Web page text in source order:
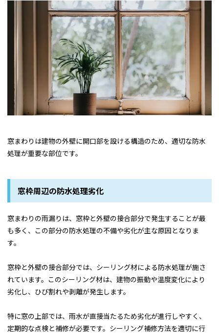
窓まわりは建物の外壁に開口部を設ける構造のため、適切な防水
処理が重要な部位です。
窓枠周辺の防水処理劣化
窓まわりの雨漏りは、窓枠と外壁の接合部分で発生することが最
も多く、この部分の防水処理の不備や劣化が主な原因となりま
す。
窓枠と外壁の接合部分では、シーリング材による防水処理が施さ
れています。このシーリング材は、建物の振動や温度変化により
劣化し、ひび割れや剥離が発生します。
特に窓の上部では、雨水が直接当たるため劣化が進行しやすく、
定期的な点検と補修が必要です。シーリング補修方法を適切に行